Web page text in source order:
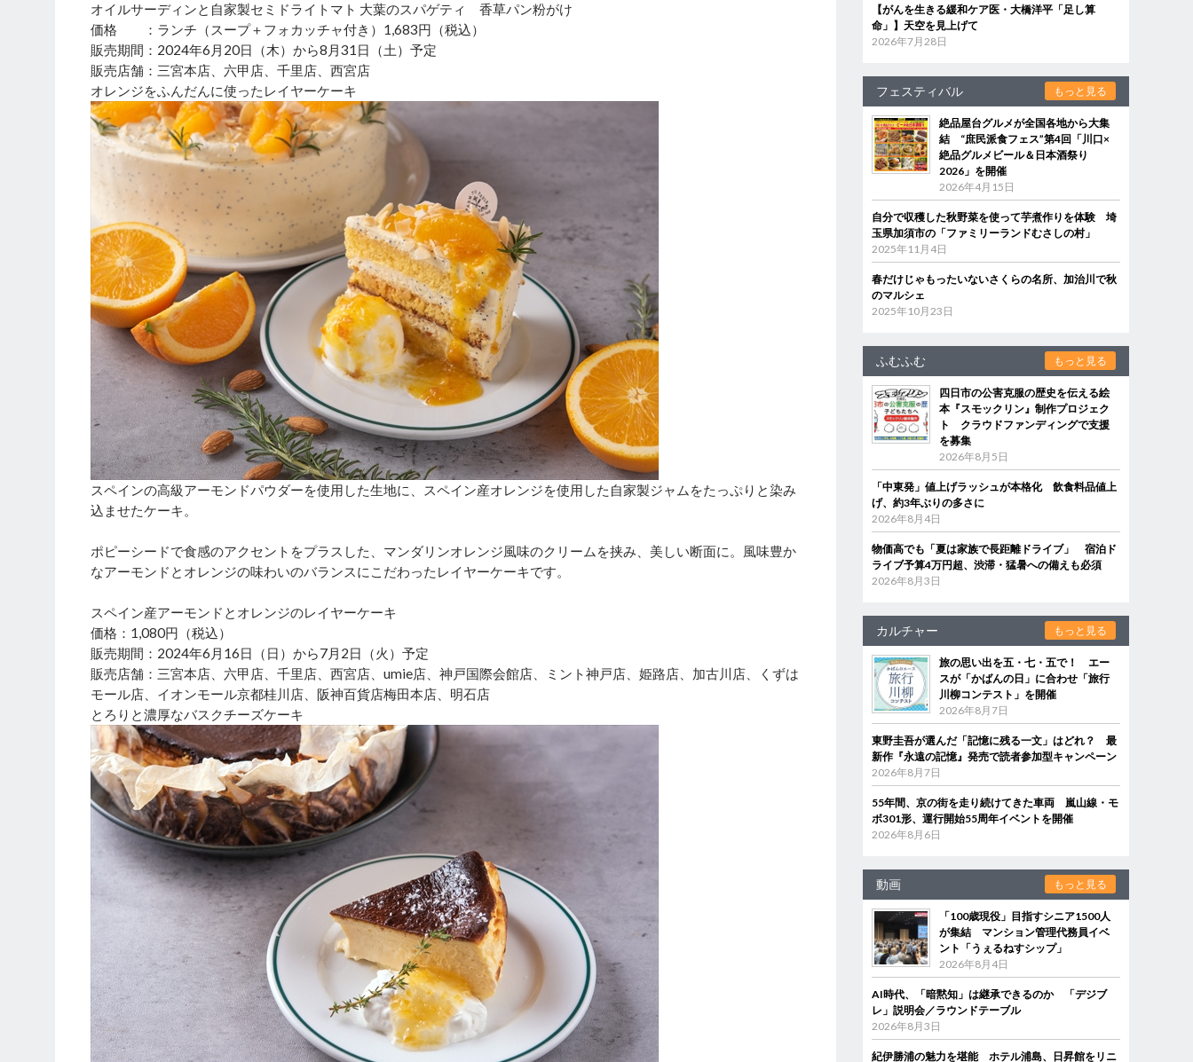
オイルサーディンと自家製セミドライトマト 大葉のスパゲティ 香草パン粉がけ
価格 ：ランチ（スープ＋フォカッチャ付き）1,683円（税込）
販売期間：2024年6月20日（木）から8月31日（土）予定
販売店舗：三宮本店、六甲店、千里店、西宮店
オレンジをふんだんに使ったレイヤーケーキ
スペインの高級アーモンドパウダーを使用した生地に、スペイン産オレンジを使用した自家製ジャムをたっぷりと染み
込ませたケーキ。
ポピーシードで食感のアクセントをプラスした、マンダリンオレンジ風味のクリームを挟み、美しい断面に。風味豊か
なアーモンドとオレンジの味わいのバランスにこだわったレイヤーケーキです。
スペイン産アーモンドとオレンジのレイヤーケーキ
価格：1,080円（税込）
販売期間：2024年6月16日（日）から7月2日（火）予定
販売店舗：三宮本店、六甲店、千里店、西宮店、umie店、神戸国際会館店、ミント神戸店、姫路店、加古川店、くずは
モール店、イオンモール京都桂川店、阪神百貨店梅田本店、明石店
とろりと濃厚なバスクチーズケーキ
【がんを生きる緩和ケア医・大橋洋平「足し算
命」】天空を見上げて
2026年7月28日
フェスティバル もっと見る
絶品屋台グルメが全国各地から大集
結 “庶民派食フェス”第4回「川口×
絶品グルメビール＆日本酒祭り
2026」を開催
2026年4月15日
自分で収穫した秋野菜を使って芋煮作りを体験 埼
玉県加須市の「ファミリーランドむさしの村」
2025年11月4日
春だけじゃもったいないさくらの名所、加治川で秋
のマルシェ
2025年10月23日
ふむふむ もっと見る
四日市の公害克服の歴史を伝える絵
本『スモックリン』制作プロジェク
ト クラウドファンディングで支援
を募集
2026年8月5日
「中東発」値上げラッシュが本格化 飲食料品値上
げ、約3年ぶりの多さに
2026年8月4日
物価高でも「夏は家族で長距離ドライブ」 宿泊ド
ライブ予算4万円超、渋滞・猛暑への備えも必須
2026年8月3日
カルチャー もっと見る
旅の思い出を五・七・五で！ エー
スが「かばんの日」に合わせ「旅行
川柳コンテスト」を開催
2026年8月7日
東野圭吾が選んだ「記憶に残る一文」はどれ？ 最
新作『永遠の記憶』発売で読者参加型キャンペーン
2026年8月7日
55年間、京の街を走り続けてきた車両 嵐山線・モ
ボ301形、運行開始55周年イベントを開催
2026年8月6日
動画 もっと見る
「100歳現役」目指すシニア1500人
が集結 マンション管理代務員イベ
ント「うぇるねすシップ」
2026年8月4日
AI時代、「暗黙知」は継承できるのか 「デジブ
レ」説明会／ラウンドテーブル
2026年8月3日
紀伊勝浦の魅力を堪能 ホテル浦島、日昇館をリニ